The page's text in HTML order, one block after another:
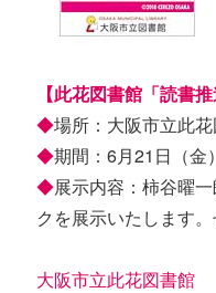
【此花図書館「読書
◆場所：大阪市立此
◆期間：6月21日（金
◆展示内容：柿谷曜
クを展示いたします。
大阪市立此花図書館